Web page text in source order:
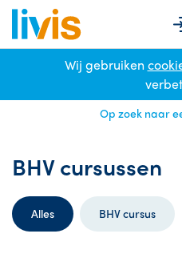
Wij gebruiken
Cursussen BHV
BHV cursussen
Op zoek naar
Alles BHV cursus